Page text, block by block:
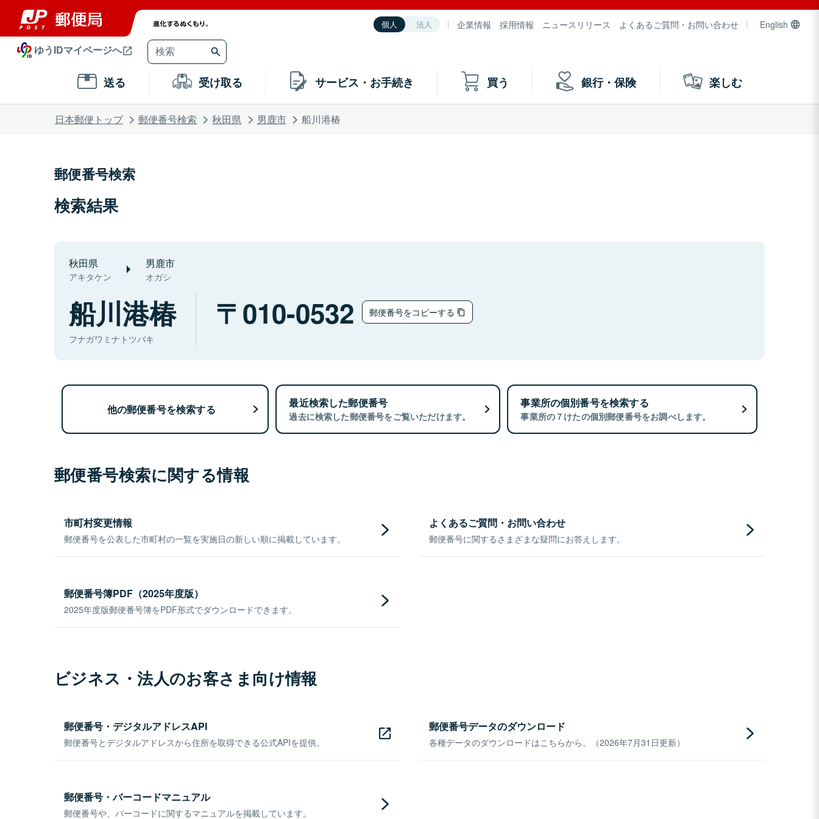
個人 法人 企業情報 採用情報 ニュースリリース よくあるご質問・お問い合わせ English
ゆうIDマイページへ
送る 受け取る サービス・お手続き 買う 銀行・保険 楽しむ
日本郵便トップ 郵便番号検索 秋田県 男鹿市 船川港椿
郵便番号検索
検索結果
秋田県
アキタケン
男鹿市
オガシ
船川港椿
フナガワミナトツバキ
010-0532 郵便番号をコピーする
他の郵便番号を検索する 最近検索した郵便番号
過去に検索した郵便番号をご覧いただけます。
事業所の個別番号を検索する
事業所の７けたの個別郵便番号をお調べします。
郵便番号検索に関する情報
市町村変更情報
郵便番号を公表した市町村の一覧を実施日の新しい順に掲載しています。
よくあるご質問・お問い合わせ
郵便番号に関するさまざまな疑問にお答えします。
郵便番号簿PDF（2025年度版）
2025年度版郵便番号簿をPDF形式でダウンロードできます。
ビジネス・法人のお客さま向け情報
郵便番号・デジタルアドレスAPI
郵便番号とデジタルアドレスから住所を取得できる公式APIを提供。
郵便番号データのダウンロード
各種データのダウンロードはこちらから。（2026年7月31日更新）
郵便番号・バーコードマニュアル
郵便番号や、バーコードに関するマニュアルを掲載しています。